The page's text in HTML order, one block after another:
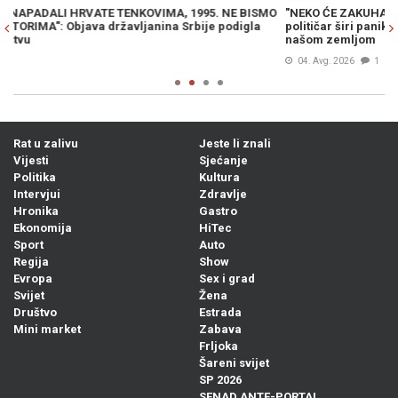
"NEKO ĆE ZAKUHATI U BIH, NE TREBA VAM CRTATI": Hrvatski
političar širi paniku i traži hitno slanje vojske na granicu sa
našom zemljom
Rat u zalivu
Vijesti
Politika
Intervjui
Hronika
Ekonomija
Sport
Regija
Evropa
Svijet
Društvo
Mini market
Jeste li znali
Sjećanje
Kultura
Zdravlje
Gastro
HiTec
Auto
Show
Sex i grad
Žena
Estrada
Zabava
Frljoka
Šareni svijet
SP 2026